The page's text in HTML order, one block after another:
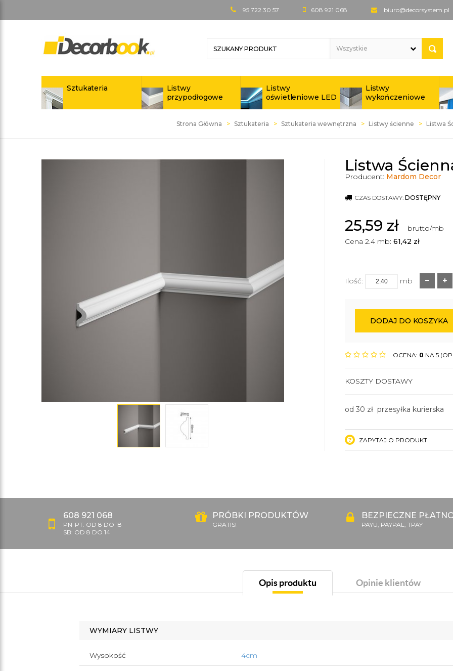
95 722 30 57 608 921 068 biuro@decorsystem.pl
Sztukateria
Listwy
przypodłogowe
Listwy
oświetleniowe LED
Listwy
wykończeniowe
Strona Główna Sztukateria Sztukateria wewnętrzna Listwy ścienne Listwa
Listwa
Producent: Mardom Decor
CZAS DOSTAWY: DOSTĘPNY
25,59 zł
brutto/mb
Cena 2.4 mb: 61,42 zł
Ilość: mb
DODAJ DO KOSZYKA
OCENA: 0 NA 5
KOSZTY DOSTAWY
od 30 zł przesyłka kurierska
ZAPYTAJ O PRODUKT
608 921 068
PN-PT: OD 8 DO 18
SB: OD 8 DO 14
PRÓBKI PRODUKTÓW
GRATIS!
BEZPIECZNE
PAYU, PAYPAL, TPAY
Opis produktu Opinie klientów
WYMIARY LISTWY
Wysokość 4cm